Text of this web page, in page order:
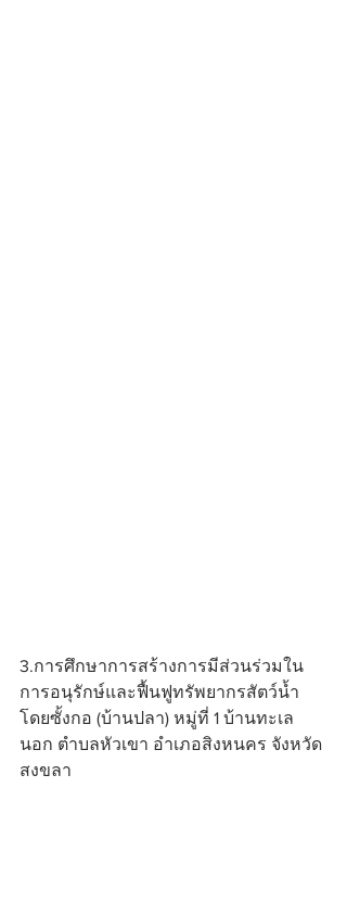
3.การศึกษาการสร้างการมีส่วนร่วมใน
การอนุรักษ์และฟื้นฟูทรัพยากรสัตว์น้ำ
โดยซั้งกอ (บ้านปลา) หมู่ที่ 1 บ้านทะเล
นอก ตำบลหัวเขา อำเภอสิงหนคร จังหวัด
สงขลา